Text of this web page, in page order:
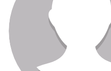
Регистрация